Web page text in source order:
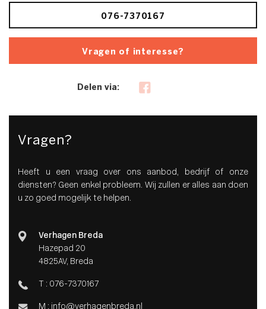
076-7370167
Vragen of interesse?
Delen via:
Vragen?
Heeft u een vraag over ons aanbod, bedrijf of onze
diensten? Geen enkel probleem. Wij zullen er alles aan doen
u zo goed mogelijk te helpen.
Verhagen Breda
Hazepad 20
4825AV, Breda
T : 076-7370167
M : info@verhagenbreda.nl